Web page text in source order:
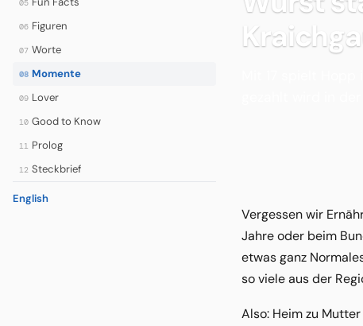
05
06 Figuren
07 Worte
08 Momente
09 Lover
10 Good to Know
11 Prolog
12 Steckbrief
English
Vergessen wir
Jahre oder beim
etwas ganz
so viele aus der
Also: Heim zu